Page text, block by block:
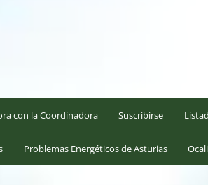
con la Coordinadora Suscribirse
Problemas Energéticos de Asturias